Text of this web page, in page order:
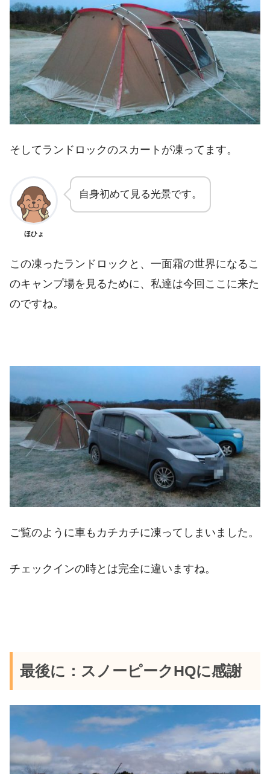
そしてランドロックのスカートが凍ってます。
ほひょ
自身初めて見る光景です。
この凍ったランドロックと、一面霜の世界になるこ
のキャンプ場を見るために、私達は今回ここに来た
のですね。
ご覧のように車もカチカチに凍ってしまいました。
チェックインの時とは完全に違いますね。
最後に：スノーピークHQに感謝